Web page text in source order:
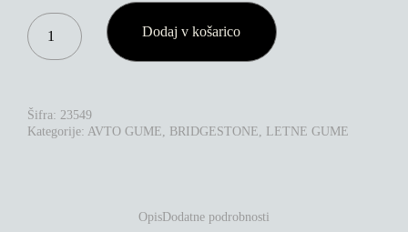
BRIDGESTONE
ALENZA
001
KOLIČINA
Dodaj v košarico
Šifra: 23549
Kategorije: AVTO GUME, BRIDGESTONE, LETNE GUME
OpisDodatne podrobnosti